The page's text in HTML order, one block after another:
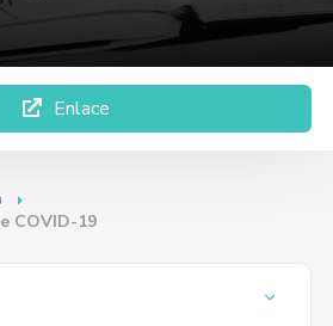
Enlace
COVID-19